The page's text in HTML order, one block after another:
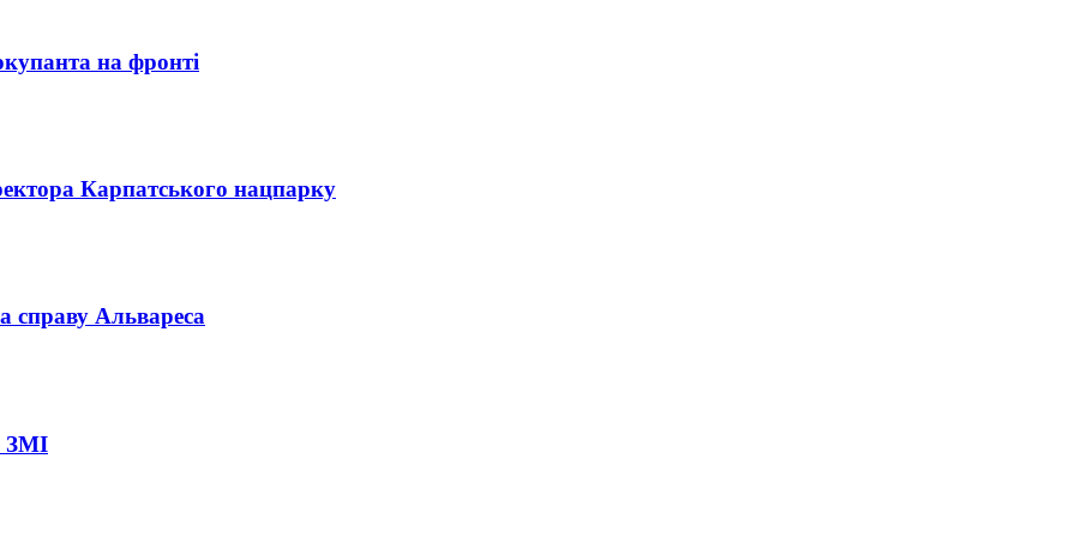
на фронті
Карпатського нацпарку
справу Альвареса
ЗМІ